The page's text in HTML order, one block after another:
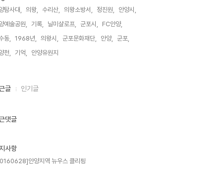
탐사대, 의왕, 수리산, 의왕소방서, 정진원,
안양시,
예술공원,
기록, 닐미샬로프, 군포시,
FC안양,
동,
1968년, 의왕시, 군포문화재단, 안양,
군포,
천,
기억, 안양유원지,
글 인기글
댓글
사항
안양지역 뉴우스 클리핑